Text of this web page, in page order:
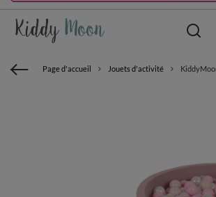
Page d'accueil Jouets d'activité